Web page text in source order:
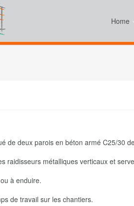
Home
de deux parois en béton armé C25/30
raidisseurs métalliques verticaux et
à enduire.
de travail sur les chantiers.